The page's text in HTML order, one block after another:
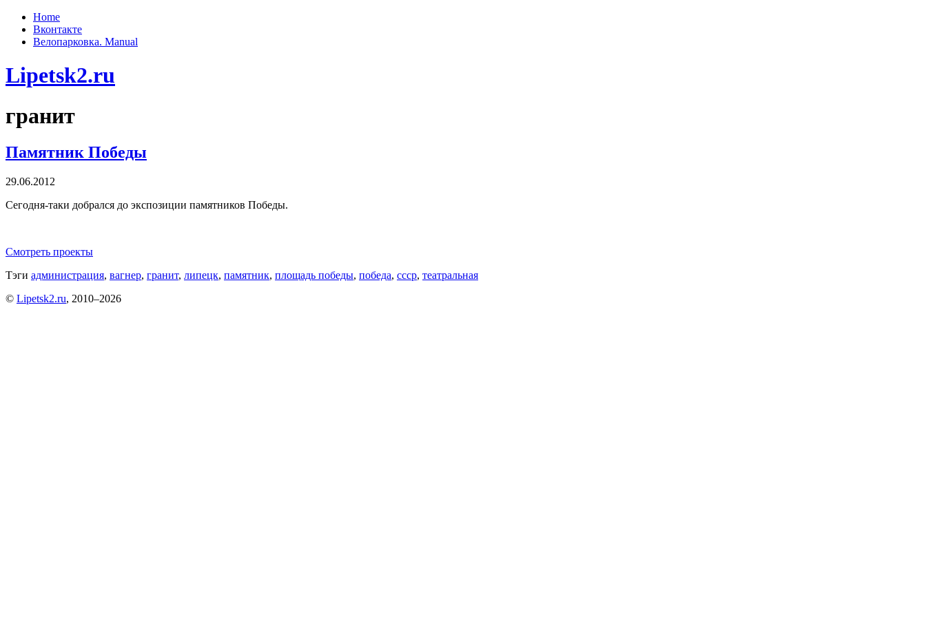
Home
Вконтакте
Велопарковка. Manual
Lipetsk2.ru
гранит
Памятник Победы
29.06.2012
Сегодня-таки добрался до экспозиции памятников Победы.
Смотреть проекты
Тэги администрация, вагнер, гранит, липецк, памятник, площадь победы, победа, ссср, театральная
© Lipetsk2.ru, 2010–2026